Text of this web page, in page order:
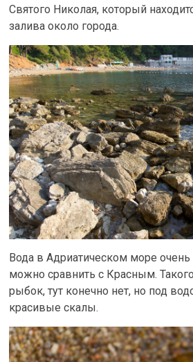
Святого Николая, который
залива около города.
Вода в Адриатическом море очень
можно сравнить с Красным.
рыбок, тут конечно нет, но под
красивые скалы.